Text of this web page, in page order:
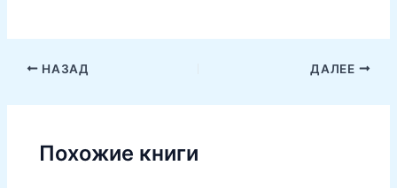
НАЗАД ДАЛЕЕ
Похожие книги